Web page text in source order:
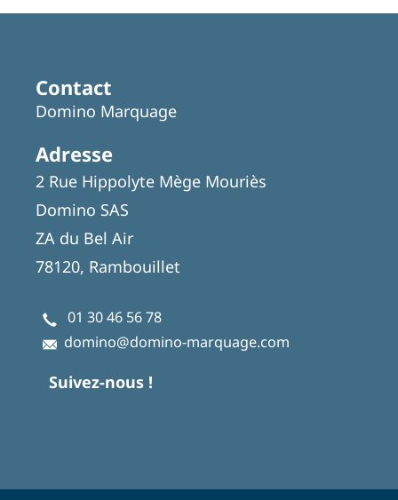
Contact
Domino Marquage
Adresse
2 Rue Hippolyte Mège Mouriès
Domino SAS
ZA du Bel Air
78120, Rambouillet
01 30 46 56 78
domino@domino-marquage.com
Suivez-nous !